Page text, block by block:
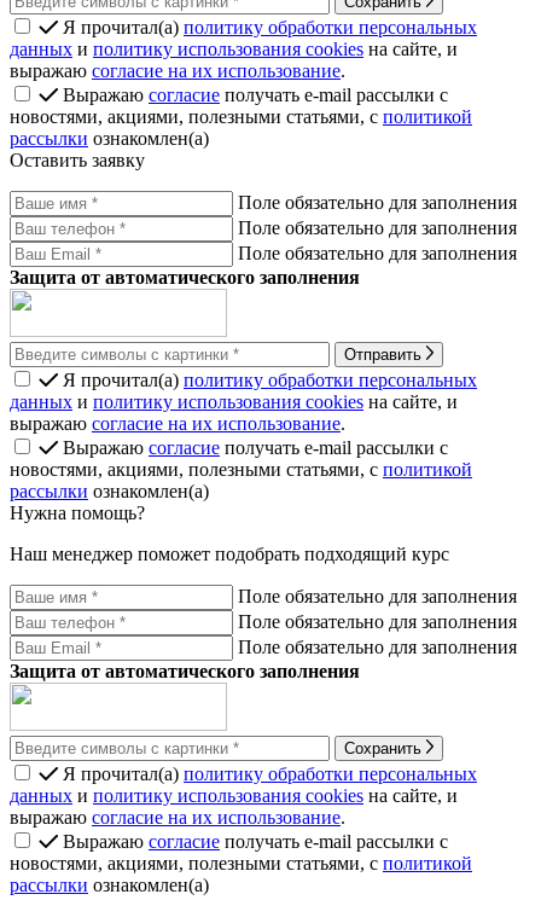
Я прочитал(а) политику обработки персональных
данных и политику использования cookies на сайте, и
выражаю согласие на их использование.
Выражаю согласие получать e-mail рассылки с
новостями, акциями, полезными статьями, с политикой
рассылки ознакомлен(а)
Оставить заявку
Поле обязательно для заполнения
Поле обязательно для заполнения
Поле обязательно для заполнения
Защита от автоматического заполнения
Отправить
Я прочитал(а) политику обработки персональных
данных и политику использования cookies на сайте, и
выражаю согласие на их использование.
Выражаю согласие получать e-mail рассылки с
новостями, акциями, полезными статьями, с политикой
рассылки ознакомлен(а)
Нужна помощь?
Наш менеджер поможет подобрать подходящий курс
Поле обязательно для заполнения
Поле обязательно для заполнения
Поле обязательно для заполнения
Защита от автоматического заполнения
Сохранить
Я прочитал(а) политику обработки персональных
данных и политику использования cookies на сайте, и
выражаю согласие на их использование.
Выражаю согласие получать e-mail рассылки с
новостями, акциями, полезными статьями, с политикой
рассылки ознакомлен(а)